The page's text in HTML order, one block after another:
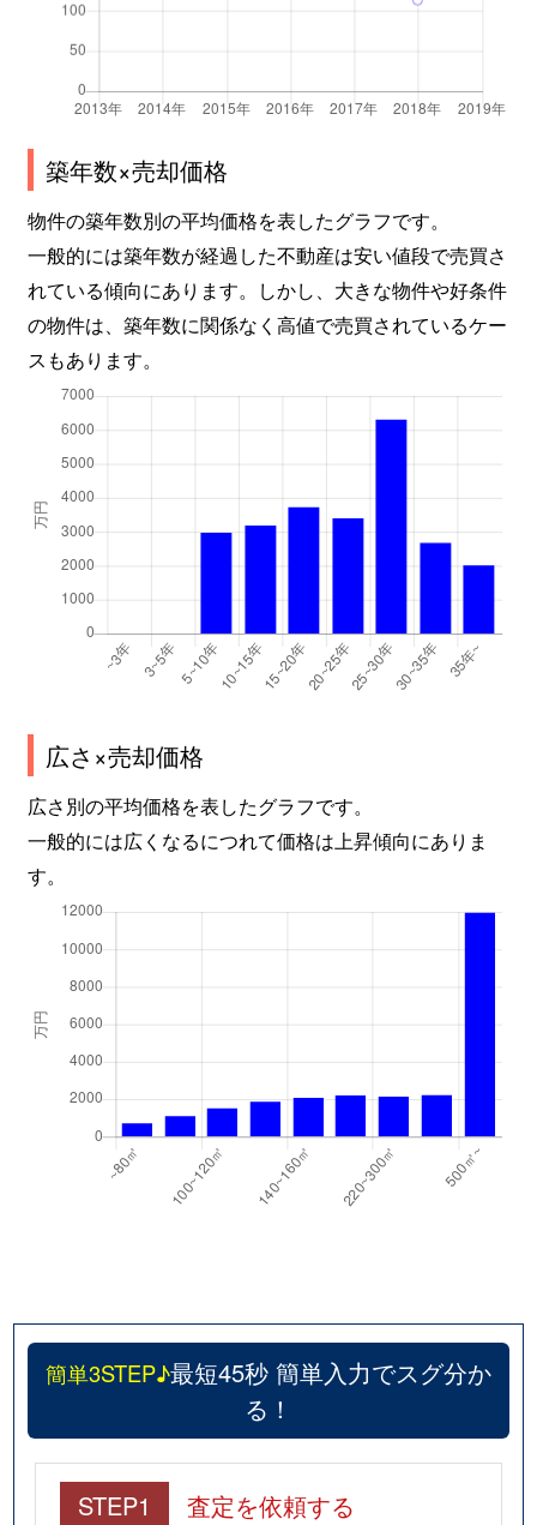
築年数×売却価格
物件の築年数別の平均価格を表したグラフです。
一般的には築年数が経過した不動産は安い値段で売買さ
れている傾向にあります。しかし、大きな物件や好条件
の物件は、築年数に関係なく高値で売買されているケー
スもあります。
広さ×売却価格
広さ別の平均価格を表したグラフです。
一般的には広くなるにつれて価格は上昇傾向にありま
す。
簡単3STEP♪最短45秒 簡単入力でスグ分か
る！
STEP1 査定を依頼する